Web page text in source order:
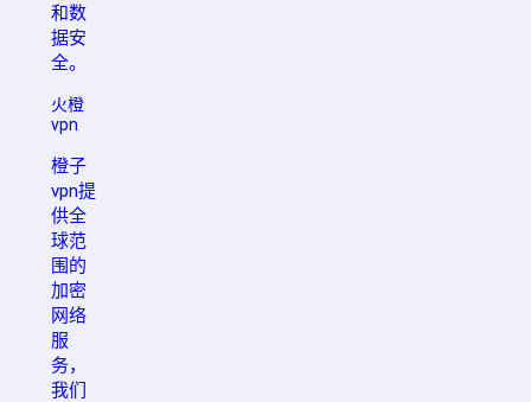
和数
据安
全。
火橙
vpn
橙子
vpn提
供全
球范
围的
加密
网络
服
务，
我们